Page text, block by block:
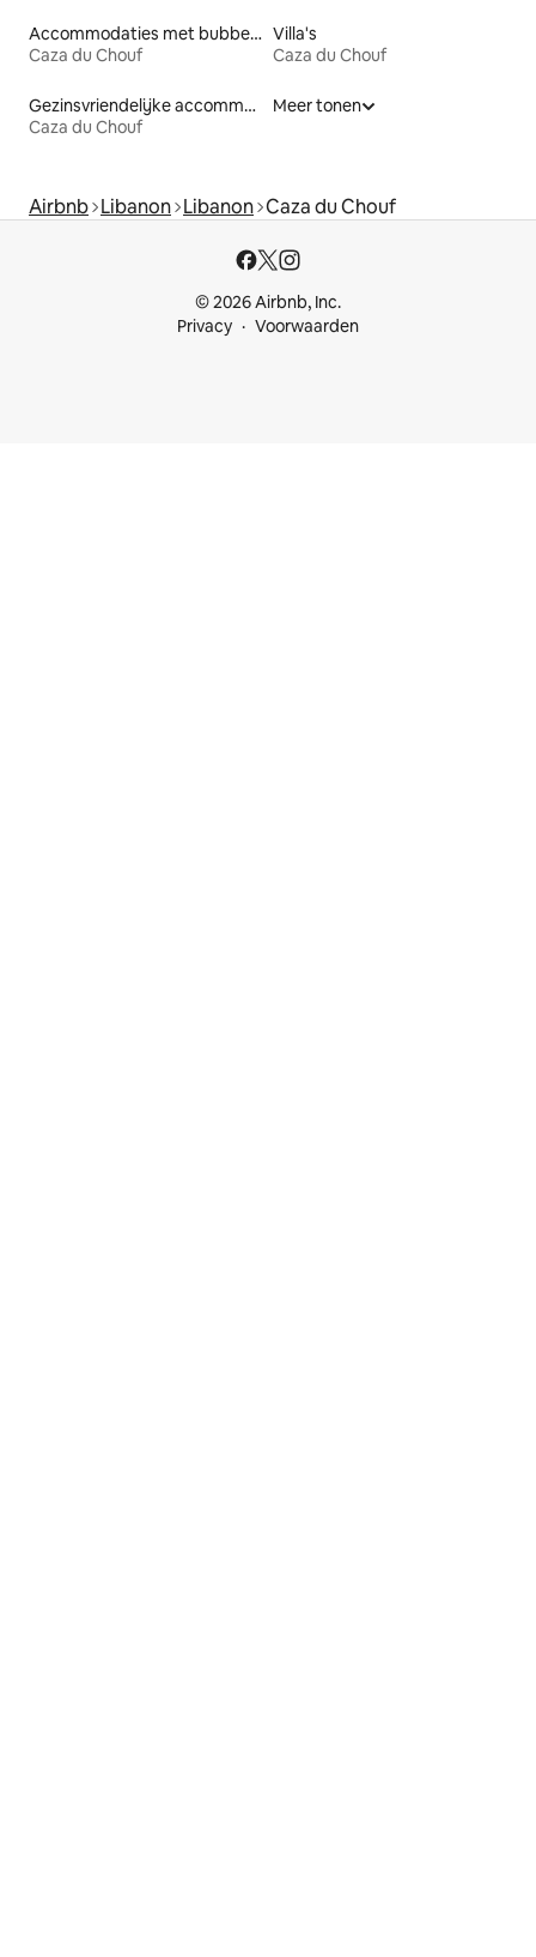
Accommodaties met bubbelbad
Caza du Chouf
Villa's
Caza du Chouf
Gezinsvriendelijke accommodaties
Caza du Chouf
Meer tonen
Airbnb Libanon Libanon Caza du Chouf
© 2026 Airbnb, Inc.
Privacy
Voorwaarden